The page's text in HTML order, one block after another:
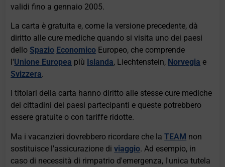
validi fino a gennaio 2005.
La carta è gratuita e, come la versione precedente, dà
diritto alle cure mediche quando si visita uno dei paesi
delloSpazio Economico Europeo, che comprende
l'Unione Europea più Islanda, Liechtenstein, Norvegia e
Svizzera.
I titolari della carta hanno diritto alle stesse cure mediche
dei cittadini dei paesi partecipanti e queste potrebbero
essere gratuite o con tariffe ridotte.
Ma i vacanzieri dovrebbero ricordare che laTEAM non
sostituisce l'assicurazione diviaggio. Ad esempio, in
caso di necessità di rimpatrio d'emergenza, l'unica tutela